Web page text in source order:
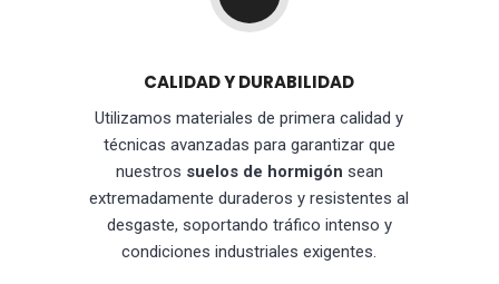
CALIDAD Y DURABILIDAD
Utilizamos materiales de primera calidad y
técnicas avanzadas para garantizar que
nuestros suelos de hormigón sean
extremadamente duraderos y resistentes al
desgaste, soportando tráfico intenso y
condiciones industriales exigentes.